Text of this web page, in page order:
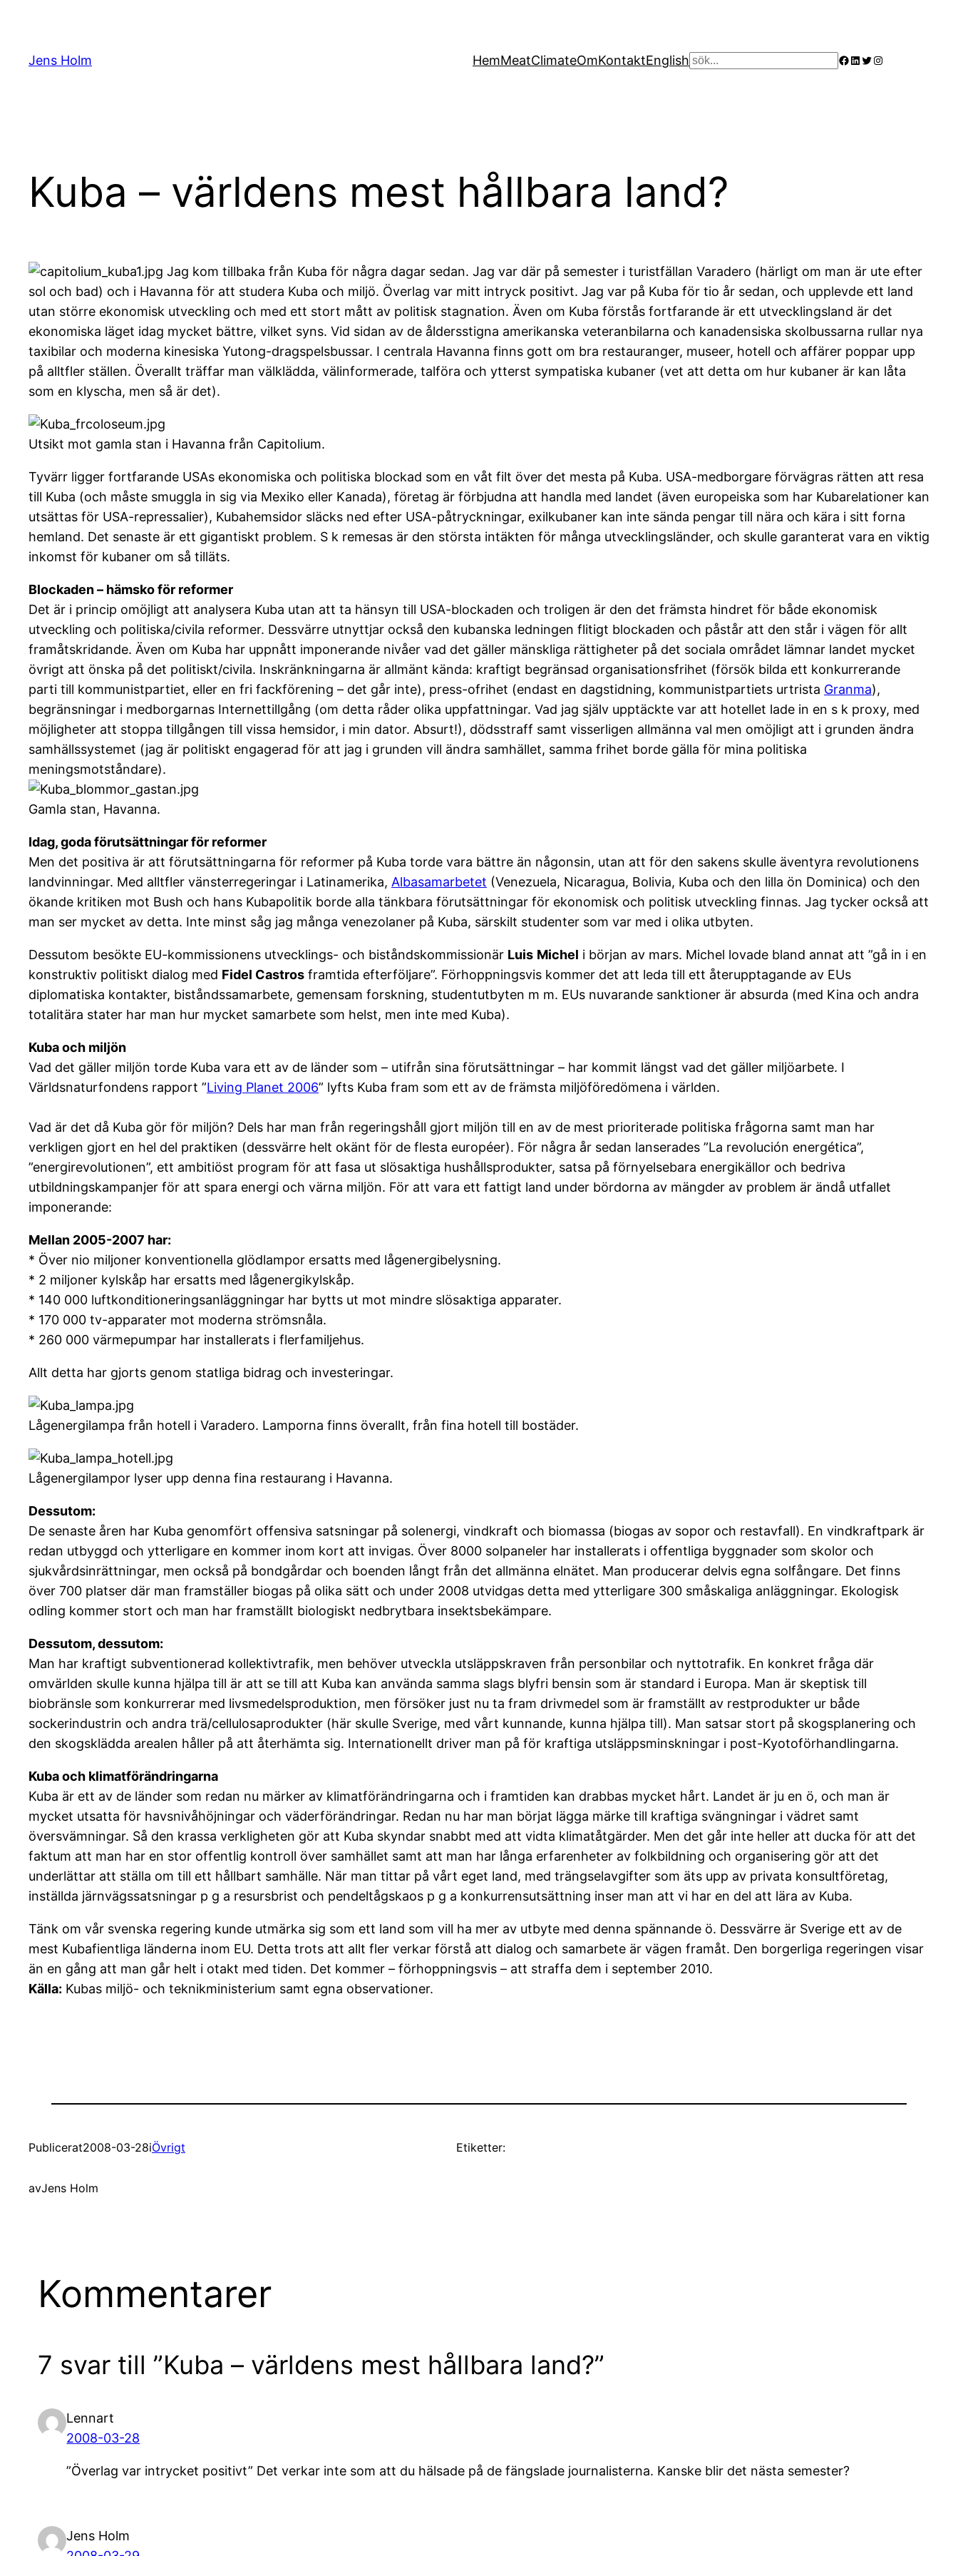
innehåll
Jens Holm HemMeatClimateOmKontaktEnglish Sök Facebook
LinkedIn
Twitter
Instagram
Kuba – världens mest hållbara land?
Jag kom tillbaka från Kuba för några dagar sedan. Jag var där på semester i turistfällan Varadero (härligt om man är ute efter
sol och bad) och i Havanna för att studera Kuba och miljö. Överlag var mitt intryck positivt. Jag var på Kuba för tio år sedan, och upplevde ett land
utan större ekonomisk utveckling och med ett stort mått av politisk stagnation. Även om Kuba förstås fortfarande är ett utvecklingsland är det
ekonomiska läget idag mycket bättre, vilket syns. Vid sidan av de åldersstigna amerikanska veteranbilarna och kanadensiska skolbussarna rullar nya
taxibilar och moderna kinesiska Yutong-dragspelsbussar. I centrala Havanna finns gott om bra restauranger, museer, hotell och affärer poppar upp
på alltfler ställen. Överallt träffar man välklädda, välinformerade, talföra och ytterst sympatiska kubaner (vet att detta om hur kubaner är kan låta
som en klyscha, men så är det).
Utsikt mot gamla stan i Havanna från Capitolium.
Tyvärr ligger fortfarande USAs ekonomiska och politiska blockad som en våt filt över det mesta på Kuba. USA-medborgare förvägras rätten att resa
till Kuba (och måste smuggla in sig via Mexiko eller Kanada), företag är förbjudna att handla med landet (även europeiska som har Kubarelationer kan
utsättas för USA-repressalier), Kubahemsidor släcks ned efter USA-påtryckningar, exilkubaner kan inte sända pengar till nära och kära i sitt forna
hemland. Det senaste är ett gigantiskt problem. S k remesas är den största intäkten för många utvecklingsländer, och skulle garanterat vara en viktig
inkomst för kubaner om så tilläts.
Blockaden – hämsko för reformer
Det är i princip omöjligt att analysera Kuba utan att ta hänsyn till USA-blockaden och troligen är den det främsta hindret för både ekonomisk
utveckling och politiska/civila reformer. Dessvärre utnyttjar också den kubanska ledningen flitigt blockaden och påstår att den står i vägen för allt
framåtskridande. Även om Kuba har uppnått imponerande nivåer vad det gäller mänskliga rättigheter på det sociala området lämnar landet mycket
övrigt att önska på det politiskt/civila. Inskränkningarna är allmänt kända: kraftigt begränsad organisationsfrihet (försök bilda ett konkurrerande
parti till kommunistpartiet, eller en fri fackförening – det går inte), press-ofrihet (endast en dagstidning, kommunistpartiets urtrista Granma),
begränsningar i medborgarnas Internettillgång (om detta råder olika uppfattningar. Vad jag själv upptäckte var att hotellet lade in en s k proxy, med
möjligheter att stoppa tillgången till vissa hemsidor, i min dator. Absurt!), dödsstraff samt visserligen allmänna val men omöjligt att i grunden ändra
samhällssystemet (jag är politiskt engagerad för att jag i grunden vill ändra samhället, samma frihet borde gälla för mina politiska
meningsmotståndare).
Gamla stan, Havanna.
Idag, goda förutsättningar för reformer
Men det positiva är att förutsättningarna för reformer på Kuba torde vara bättre än någonsin, utan att för den sakens skulle äventyra revolutionens
landvinningar. Med alltfler vänsterregeringar i Latinamerika, Albasamarbetet (Venezuela, Nicaragua, Bolivia, Kuba och den lilla ön Dominica) och den
ökande kritiken mot Bush och hans Kubapolitik borde alla tänkbara förutsättningar för ekonomisk och politisk utveckling finnas. Jag tycker också att
man ser mycket av detta. Inte minst såg jag många venezolaner på Kuba, särskilt studenter som var med i olika utbyten.
Dessutom besökte EU-kommissionens utvecklings- och biståndskommissionär Luis Michel i början av mars. Michel lovade bland annat att ”gå in i en
konstruktiv politiskt dialog med Fidel Castros framtida efterföljare”. Förhoppningsvis kommer det att leda till ett återupptagande av EUs
diplomatiska kontakter, biståndssamarbete, gemensam forskning, studentutbyten m m. EUs nuvarande sanktioner är absurda (med Kina och andra
totalitära stater har man hur mycket samarbete som helst, men inte med Kuba).
Kuba och miljön
Vad det gäller miljön torde Kuba vara ett av de länder som – utifrån sina förutsättningar – har kommit längst vad det gäller miljöarbete. I
Världsnaturfondens rapport ”Living Planet 2006” lyfts Kuba fram som ett av de främsta miljöföredömena i världen.
Vad är det då Kuba gör för miljön? Dels har man från regeringshåll gjort miljön till en av de mest prioriterade politiska frågorna samt man har
verkligen gjort en hel del praktiken (dessvärre helt okänt för de flesta européer). För några år sedan lanserades ”La revolución energética”,
”energirevolutionen”, ett ambitiöst program för att fasa ut slösaktiga hushållsprodukter, satsa på förnyelsebara energikällor och bedriva
utbildningskampanjer för att spara energi och värna miljön. För att vara ett fattigt land under bördorna av mängder av problem är ändå utfallet
imponerande:
Mellan 2005-2007 har:
* Över nio miljoner konventionella glödlampor ersatts med lågenergibelysning.
* 2 miljoner kylskåp har ersatts med lågenergikylskåp.
* 140 000 luftkonditioneringsanläggningar har bytts ut mot mindre slösaktiga apparater.
* 170 000 tv-apparater mot moderna strömsnåla.
* 260 000 värmepumpar har installerats i flerfamiljehus.
Allt detta har gjorts genom statliga bidrag och investeringar.
Lågenergilampa från hotell i Varadero. Lamporna finns överallt, från fina hotell till bostäder.
Lågenergilampor lyser upp denna fina restaurang i Havanna.
Dessutom:
De senaste åren har Kuba genomfört offensiva satsningar på solenergi, vindkraft och biomassa (biogas av sopor och restavfall). En vindkraftpark är
redan utbyggd och ytterligare en kommer inom kort att invigas. Över 8000 solpaneler har installerats i offentliga byggnader som skolor och
sjukvårdsinrättningar, men också på bondgårdar och boenden långt från det allmänna elnätet. Man producerar delvis egna solfångare. Det finns
över 700 platser där man framställer biogas på olika sätt och under 2008 utvidgas detta med ytterligare 300 småskaliga anläggningar. Ekologisk
odling kommer stort och man har framställt biologiskt nedbrytbara insektsbekämpare.
Dessutom, dessutom:
Man har kraftigt subventionerad kollektivtrafik, men behöver utveckla utsläppskraven från personbilar och nyttotrafik. En konkret fråga där
omvärlden skulle kunna hjälpa till är att se till att Kuba kan använda samma slags blyfri bensin som är standard i Europa. Man är skeptisk till
biobränsle som konkurrerar med livsmedelsproduktion, men försöker just nu ta fram drivmedel som är framställt av restprodukter ur både
sockerindustrin och andra trä/cellulosaprodukter (här skulle Sverige, med vårt kunnande, kunna hjälpa till). Man satsar stort på skogsplanering och
den skogsklädda arealen håller på att återhämta sig. Internationellt driver man på för kraftiga utsläppsminskningar i post-Kyotoförhandlingarna.
Kuba och klimatförändringarna
Kuba är ett av de länder som redan nu märker av klimatförändringarna och i framtiden kan drabbas mycket hårt. Landet är ju en ö, och man är
mycket utsatta för havsnivåhöjningar och väderförändringar. Redan nu har man börjat lägga märke till kraftiga svängningar i vädret samt
översvämningar. Så den krassa verkligheten gör att Kuba skyndar snabbt med att vidta klimatåtgärder. Men det går inte heller att ducka för att det
faktum att man har en stor offentlig kontroll över samhället samt att man har långa erfarenheter av folkbildning och organisering gör att det
underlättar att ställa om till ett hållbart samhälle. När man tittar på vårt eget land, med trängselavgifter som äts upp av privata konsultföretag,
inställda järnvägssatsningar p g a resursbrist och pendeltågskaos p g a konkurrensutsättning inser man att vi har en del att lära av Kuba.
Tänk om vår svenska regering kunde utmärka sig som ett land som vill ha mer av utbyte med denna spännande ö. Dessvärre är Sverige ett av de
mest Kubafientliga länderna inom EU. Detta trots att allt fler verkar förstå att dialog och samarbete är vägen framåt. Den borgerliga regeringen visar
än en gång att man går helt i otakt med tiden. Det kommer – förhoppningsvis – att straffa dem i september 2010.
Källa: Kubas miljö- och teknikministerium samt egna observationer.
Publicerat2008-03-28iÖvrigt
avJens Holm
Etiketter:
Kommentarer
7 svar till ”Kuba – världens mest hållbara land?”
Lennart
2008-03-28
”Överlag var intrycket positivt” Det verkar inte som att du hälsade på de fängslade journalisterna. Kanske blir det nästa semester?
Jens Holm